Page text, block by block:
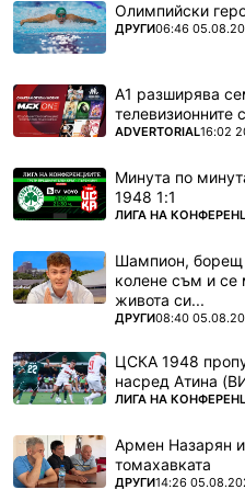
Олимпийски
ПОВЕЧЕ ОТ
ДРУГИ06:46
А1 разширява
телевизионните
ПОВЕЧЕ ОТ
ADVERTORIAL16:02
Минута по
1948 1:1
ПОВЕЧЕ ОТ
ЛИГА НА
Шампион, борещ
колене съм и се
живота си...
ПОВЕЧЕ ОТ
ДРУГИ08:40
ЦСКА 1948
насред Атина
ПОВЕЧЕ ОТ
ЛИГА НА
Армен Назарян
томахавката
ПОВЕЧЕ ОТ
ДРУГИ14:26